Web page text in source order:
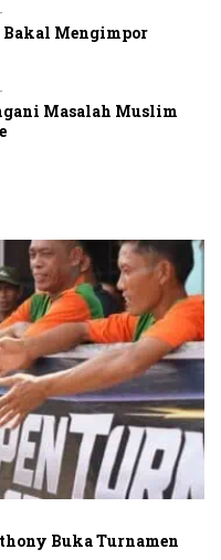
Mengimpor
Masalah Muslim
Buka Turnamen